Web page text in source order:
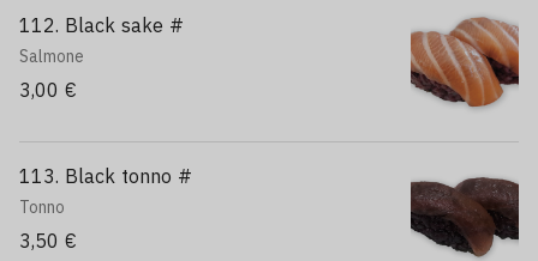
112. Black sake #
Salmone
3,00 €
113. Black tonno #
Tonno
3,50 €